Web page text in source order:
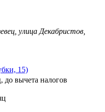
улица Декабристов,
15)
до вычета налогов